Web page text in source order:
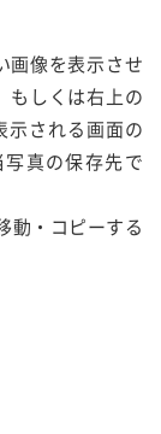
画像を表示させ
もしくは右上の
示される画面の
写真の保存先で
動・コピーする